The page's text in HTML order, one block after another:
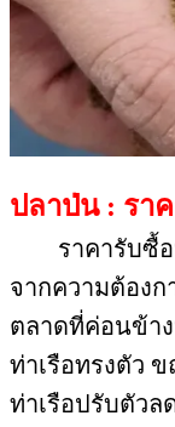
จากความต้อง
ตลาดที่ค่อนข้า
ท่าเรือทรงตั
ท่าเรือปรับตัวล
เบอร์ โดยปลาป่
เพิ่มขึ้นจากกิโ
เกรดที่สูงกว่า
40.70 บาท เพิ่ม
ปลาป่นเกรดที่ต่
35.70 บาท เพิ่ม